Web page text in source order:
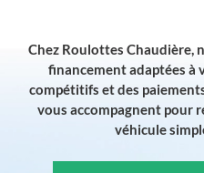
Chez Roulottes Chaudière,
financement adaptées à
compétitifs et des
vous accompagnent pour
véhicule